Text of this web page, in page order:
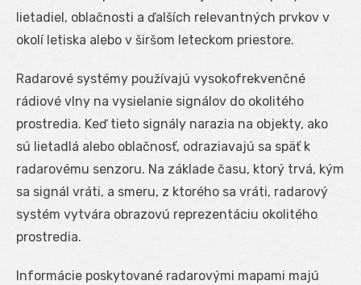
lietadiel, oblačnosti a ďalších relevantných prvkov v
okolí letiska alebo v širšom leteckom priestore.
Radarové systémy používajú vysokofrekvenčné
rádiové vlny na vysielanie signálov do okolitého
prostredia. Keď tieto signály narazia na objekty, ako
sú lietadlá alebo oblačnosť, odraziavajú sa späť k
radarovému senzoru. Na základe času, ktorý trvá, kým
sa signál vráti, a smeru, z ktorého sa vráti, radarový
systém vytvára obrazovú reprezentáciu okolitého
prostredia.
Informácie poskytované radarovými mapami majú